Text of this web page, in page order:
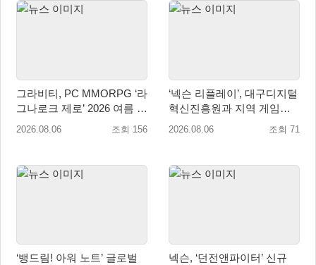
그라비티, PC MMORPG ‘라
그나로크 제로’ 2026 여름 프
로모션 진행!
2026.08.06 조회 156
‘넥슨 리플레이’, 대구디지털
혁신진흥원과 지역 게임산
업 육성 위한 업무협약 체결
2026.08.06 조회 71
‘뱅드림! 아워 노트’ 글로벌
넥슨, ‘던전앤파이터’ 신규